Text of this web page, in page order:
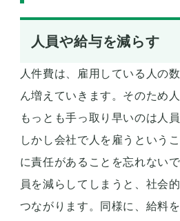
人員や給与を減らす
人件費は、雇用している人の
ん増えていきます。そのため
もっとも手っ取り早いのは人
しかし会社で人を雇うという
に責任があることを忘れない
員を減らしてしまうと、社会
つながります。同様に、給料